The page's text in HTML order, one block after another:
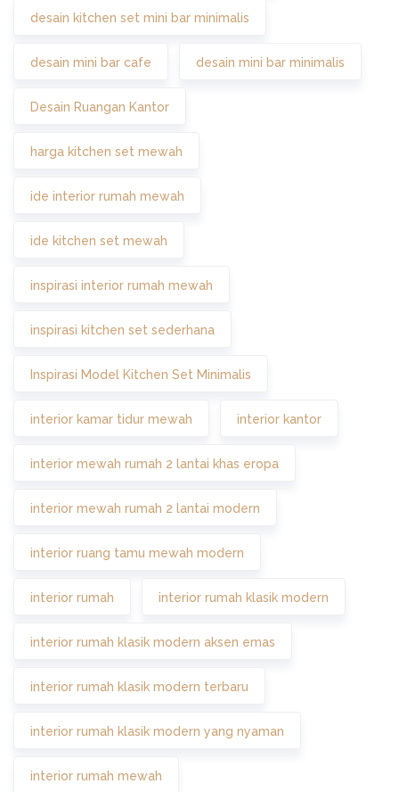
desain kitchen set mini bar minimalis
desain mini bar cafe desain mini bar minimalis
Desain Ruangan Kantor
harga kitchen set mewah
ide interior rumah mewah
ide kitchen set mewah
inspirasi interior rumah mewah
inspirasi kitchen set sederhana
Inspirasi Model Kitchen Set Minimalis
interior kamar tidur mewah interior kantor
interior mewah rumah 2 lantai khas eropa
interior mewah rumah 2 lantai modern
interior ruang tamu mewah modern
interior rumah interior rumah klasik modern
interior rumah klasik modern aksen emas
interior rumah klasik modern terbaru
interior rumah klasik modern yang nyaman
interior rumah mewah